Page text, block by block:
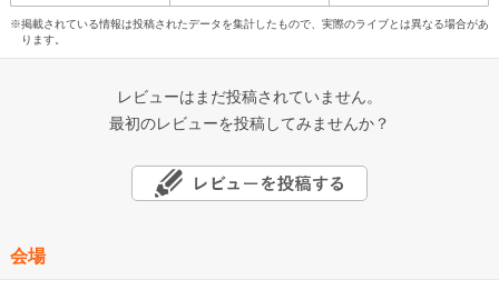
※掲載されている情報は投稿されたデータを集計したもので、実際のライブとは異なる場合があ
ります。
レビューはまだ投稿されていません。
最初のレビューを投稿してみませんか？
会場